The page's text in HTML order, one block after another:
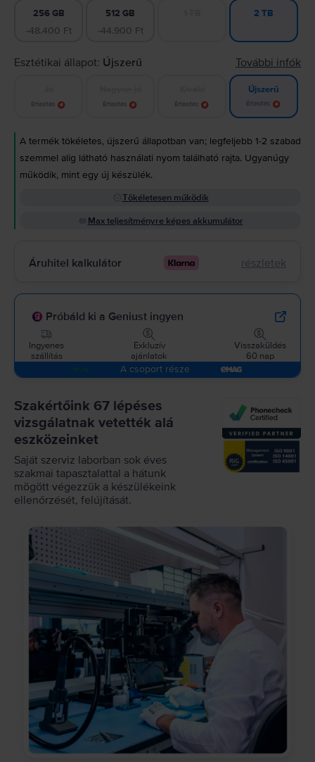
256 GB
-48.400 Ft
512 GB
-44.900 Ft
2 TB
Esztétikai állapot: Újszerű További infók
Értesítés Értesítés Értesítés
Újszerű
Értesítés
A termék tökéletes, újszerű állapotban van; legfeljebb 1-2 szabad
szemmel alig látható használati nyom található rajta. Ugyanúgy
működik, mint egy új készülék.
Tökéletesen működik
Max teljesítményre képes akkumulátor
Áruhitel kalkulátor részletek
Próbáld ki a Geniust ingyen
Ingyenes
szállítás
Exkluzív
ajánlatok
Visszaküldés
60 nap
A csoport része
Szakértőink 67 lépéses
vizsgálatnak vetették alá
eszközeinket
Saját szerviz laborban sok éves
szakmai tapasztalattal a hátunk
mögött végezzük a készülékeink
ellenőrzését, felújítását.